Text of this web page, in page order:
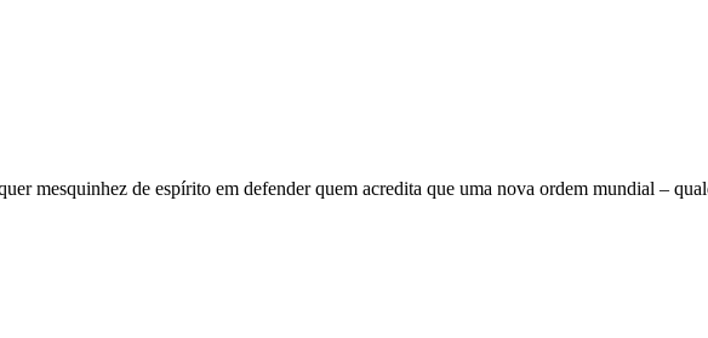
mesquinhez de espírito em defender quem acredita que uma nova ordem mundial –